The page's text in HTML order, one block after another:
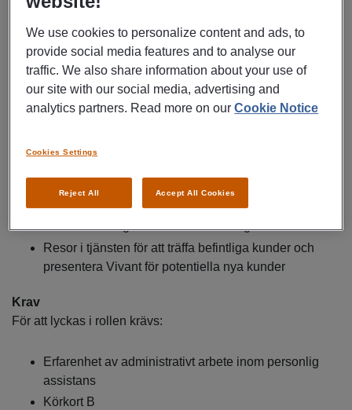
Administrativt ansvar för kunduppdrag
Rekrytering av personliga assistenter
Bemanning, schemaläggning och planering
Resor i tjänsten för att träffa befintliga kunder och
presentera Vivant för potentiella nya kunder
Krav
För att lyckas i rollen krävs:
Erfarenhet av administrativt arbete inom personlig
assistans
Körkort B
We use cookies to personalize content and ads, to
provide social media features and to analyse our
traffic. We also share information about your use of
our site with our social media, advertising and
analytics partners. Read more on ourCookie Notice
Reject All Accept All Cookies
Cookies Settings